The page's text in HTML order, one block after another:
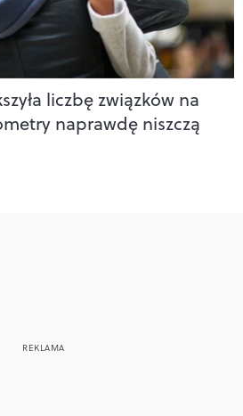
liczbę związków na
naprawdę niszczą